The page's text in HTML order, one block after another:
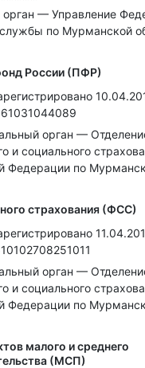
орган — Управление
службы по Мурманской
России (ПФР)
орган —
и социального
Федерации по
страхования (ФСС)
орган —
и социального
Федерации по
малого и среднего
(МСП)